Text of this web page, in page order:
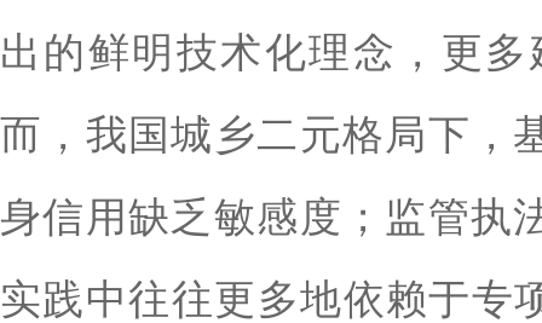
出的鲜明技术化理念，更
而，我国城乡二元格局下，
身信用缺乏敏感度；监管执
实践中往往更多地依赖于专